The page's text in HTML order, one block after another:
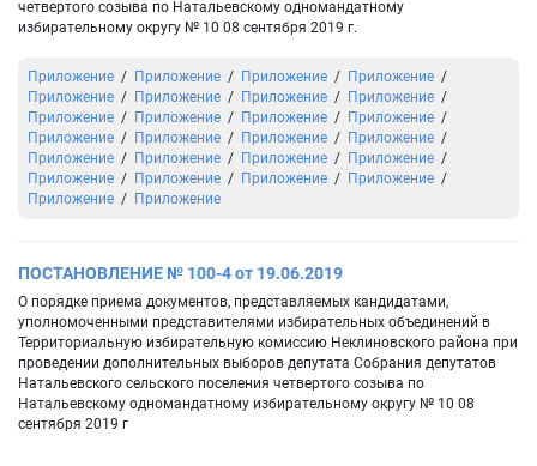
четвертого созыва по Натальевскому одномандатному
избирательному округу № 10 08 сентября 2019 г.
Приложение Приложение Приложение
Приложение
Приложение
Приложение Приложение
Приложение
Приложение
Приложение Приложение
Приложение
Приложение
Приложение Приложение
Приложение
Приложение
Приложение Приложение
Приложение
Приложение
Приложение Приложение
Приложение
Приложение
Приложение
ПОСТАНОВЛЕНИЕ № 100-4 от 19.06.2019
О порядке приема документов, представляемых кандидатами,
уполномоченными представителями избирательных объединений в
Территориальную избирательную комиссию Неклиновского района при
проведении дополнительных выборов депутата Собрания депутатов
Натальевского сельского поселения четвертого созыва по
Натальевскому одномандатному избирательному округу № 10 08
сентября 2019 г